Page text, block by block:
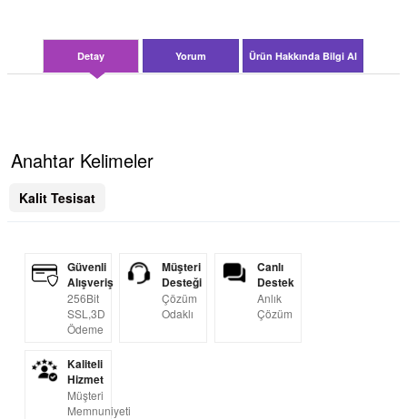
Detay Yorum Ürün Hakkında Bilgi Al
Anahtar Kelimeler
Kalit Tesisat
Güvenli
Alışveriş
256Bit
SSL,3D
Ödeme
Müşteri
Desteği
Çözüm
Odaklı
Canlı
Destek
Anlık
Çözüm
Kaliteli
Hizmet
Müşteri
Memnuniyeti